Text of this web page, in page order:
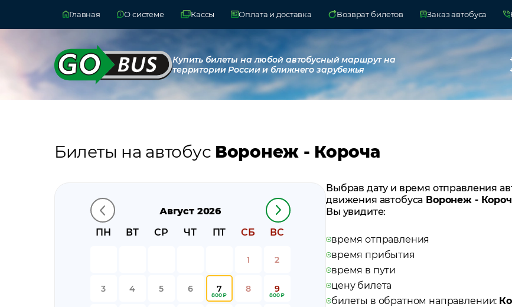
Главная О системе Кассы Оплата и доставка Возврат билетов Заказ автобуса
Купить билеты на любой автобусный маршрут на
территории России и ближнего зарубежья
Билеты на автобус Воронеж - Короча
Август 2026
ПН
ВТ СР ЧТ ПТ СБ ВС
1 2
3 4 5 6 7
800 ₽
8 9
800 ₽
Выбрав дату и время отправления
движения автобуса Воронеж -
Вы увидите:
время отправления
время прибытия
время в пути
цену билета
билеты в обратном направлении: